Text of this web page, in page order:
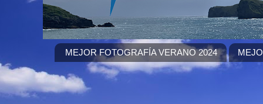
MEJOR FOTOGRAFÍA VERANO 2024